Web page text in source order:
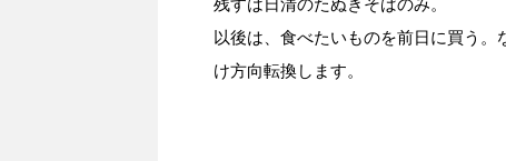
残すは日清のたぬきそばのみ。
以後は、食べたいものを前日に買う
け方向転換します。